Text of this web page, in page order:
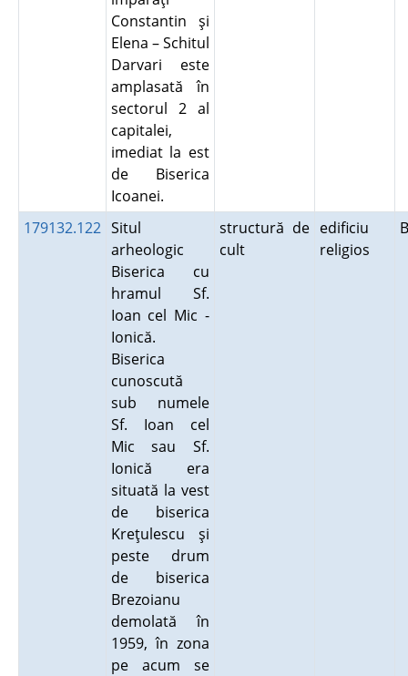
Constantin şi
Elena – Schitul
Darvari este
amplasată în
sectorul 2 al
capitalei,
imediat la est
de Biserica
Icoanei.
179132.122 Situl
arheologic
Biserica cu
hramul Sf.
Ioan cel Mic -
Ionică.
Biserica
cunoscută
sub numele
Sf. Ioan cel
Mic sau Sf.
Ionică era
situată la vest
de biserica
Kreţulescu şi
peste drum
de biserica
Brezoianu
demolată în
1959, în zona
pe acum se
structură de
cult
edificiu
religios